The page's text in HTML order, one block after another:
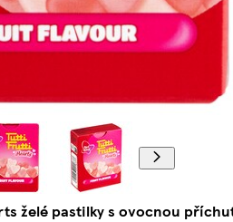
želé pastilky s ovocnou